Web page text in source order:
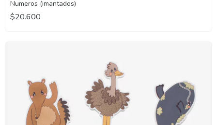
Numeros (imantados)
$20.600